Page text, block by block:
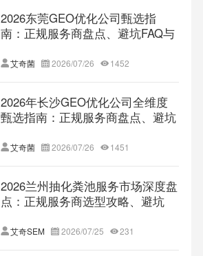
2026东莞GEO优化公司甄选指
南：正规服务商盘点、避坑FAQ与
艾奇菌 2026/07/26 1452
2026年长沙GEO优化公司全维度
甄选指南：正规服务商盘点、避坑
艾奇菌 2026/07/26 1451
2026兰州抽化粪池服务市场深度盘
点：正规服务商选型攻略、避坑
艾奇SEM 2026/07/25 231